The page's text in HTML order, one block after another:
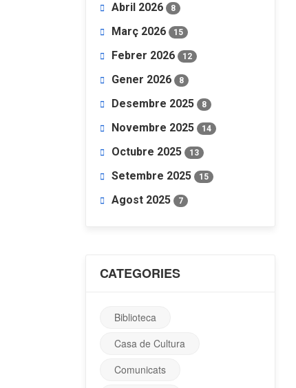
Abril 2026 8
Març 2026 15
Febrer 2026 12
Gener 2026 8
Desembre 2025 8
Novembre 2025 14
Octubre 2025 13
Setembre 2025 15
Agost 2025 7
CATEGORIES
Biblioteca
Casa de Cultura
Comunicats